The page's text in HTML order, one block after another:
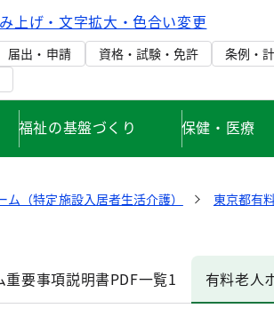
上げ・文字拡大・色合い変更
届出・申請 資格・試験・免許 条例・
福祉の基盤づくり 保健・医療
ム（特定施設入居者生活介護）
東京都有
重要事項説明書PDF一覧1 有料老人